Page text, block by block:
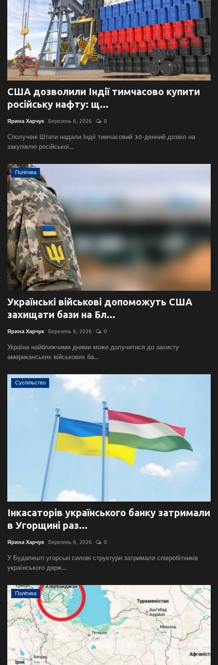
США дозволили Індії тимчасово купити
російську нафту: щ...
Ярина Харчук Березень 6, 2026 0
Сполучені Штати надали Індії тимчасовий 30-денний дозвіл на
закупівлю російської...
Політика
Українські військові допоможуть США
захищати бази на Бл...
Ярина Харчук Березень 6, 2026 0
Україна найближчими днями може долучитися до захисту
американських військових ба...
Суспільство
Інкасаторів українського банку затримали
в Угорщині раз...
Ярина Харчук Березень 6, 2026 0
У Будапешті угорські силові структури затримали співробітників
українського держ...
Політика